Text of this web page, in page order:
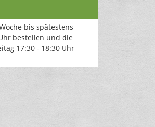
bis spätestens
bestellen und die
17:30 - 18:30 Uhr